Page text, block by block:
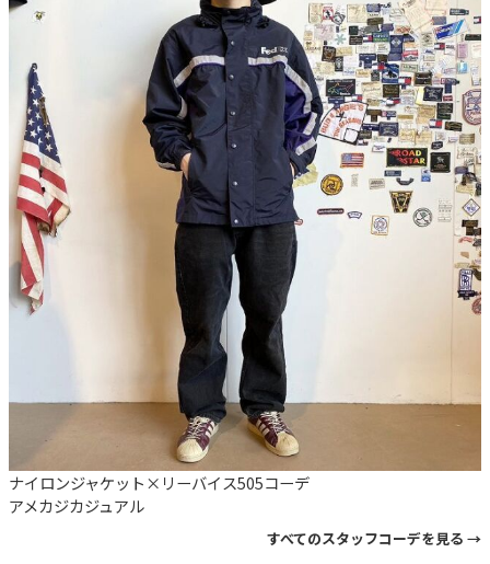
ナイロンジャケット×リーバイス505コーデ
アメカジカジュアル
すべてのスタッフコーデを見る →